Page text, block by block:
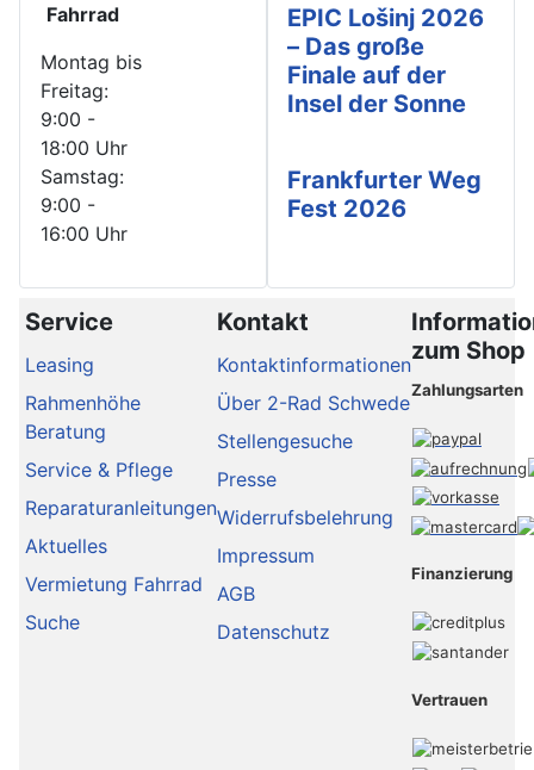
Fahrrad
Montag bis
Freitag:
9:00 -
18:00 Uhr
Samstag:
9:00 -
16:00 Uhr
EPIC Lošinj 2026
– Das große
Finale auf der
Insel der Sonne
Frankfurter Weg
Fest 2026
Service
Leasing
Rahmenhöhe
Beratung
Service & Pflege
Reparaturanleitungen
Aktuelles
Vermietung Fahrrad
Suche
Kontakt
Kontaktinformationen
Über 2-Rad Schwede
Stellengesuche
Presse
Widerrufsbelehrung
Impressum
AGB
Datenschutz
zum Shop
Zahlungsarten
Finanzierung
Vertrauen